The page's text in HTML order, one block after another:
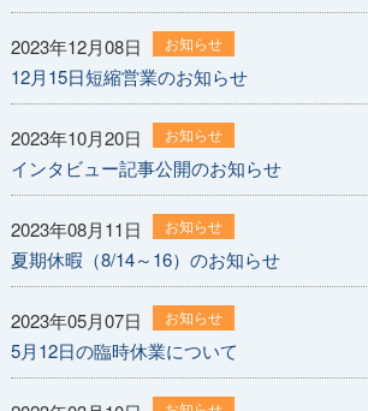
2023年12月08日 お知らせ
12月15日短縮営業のお知らせ
2023年10月20日 お知らせ
インタビュー記事公開のお知らせ
2023年08月11日 お知らせ
夏期休暇（8/14～16）のお知らせ
2023年05月07日 お知らせ
5月12日の臨時休業について